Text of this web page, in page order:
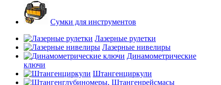
Сумки для инструментов
Лазерные рулетки
Лазерные нивелиры
Динамометрические
ключи
Штангенциркули